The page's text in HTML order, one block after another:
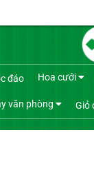
đáo Hoa cưới
văn phòng Giỏ